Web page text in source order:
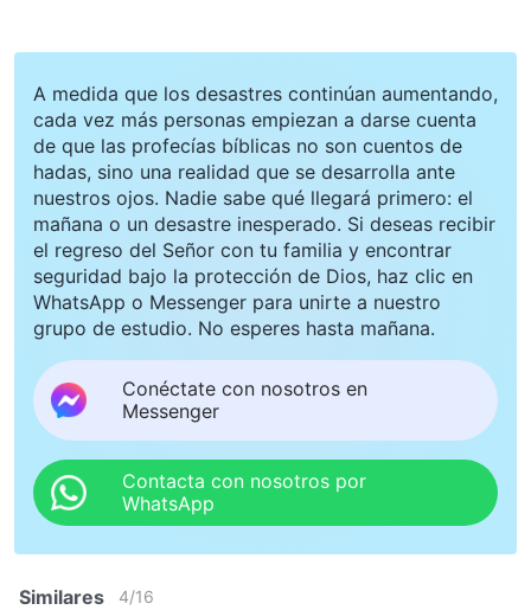
A medida que los desastres continúan aumentando,
cada vez más personas empiezan a darse cuenta
de que las profecías bíblicas no son cuentos de
hadas, sino una realidad que se desarrolla ante
nuestros ojos. Nadie sabe qué llegará primero: el
mañana o un desastre inesperado. Si deseas recibir
el regreso del Señor con tu familia y encontrar
seguridad bajo la protección de Dios, haz clic en
WhatsApp o Messenger para unirte a nuestro
grupo de estudio. No esperes hasta mañana.
Conéctate con nosotros en
Messenger
Contacta con nosotros por
WhatsApp
Similares 4/16